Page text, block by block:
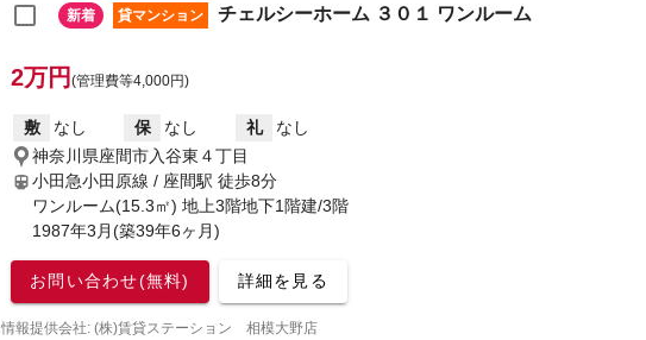
新着 貸マンション チェルシーホーム ３０１ ワンルーム
2万円 (管理費等4,000円)
敷 なし 保 なし 礼
なし
神奈川県座間市入谷東４丁目
小田急小田原線 / 座間駅 徒歩8分
ワンルーム(15.3㎡) 地上3階地下1階建/3階
1987年3月(築39年6ヶ月)
お問い合わせ(無料) 詳細を見る
情報提供会社: (株)賃貸ステーション 相模大野店